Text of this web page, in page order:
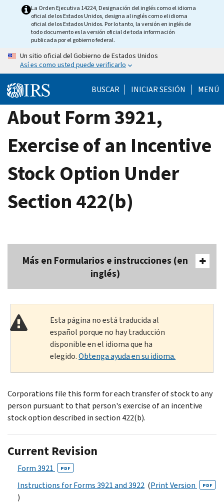
La Orden Ejecutiva 14224, Designación del inglés como el idioma
oficial de los Estados Unidos, designa al inglés como el idioma
oficial de los Estados Unidos. Por lo tanto, la versión en inglés de
todo documento es la versión oficial de toda información
publicada por el gobierno federal.
Un sitio oficial del Gobierno de Estados Unidos
Así es como usted puede verificarlo
BUSCAR INICIAR SESIÓN MENÚ
About Form 3921,
Exercise of an Incentive
Stock Option Under
Section 422(b)
Más en Formularios e instrucciones (en
inglés)
Esta página no está traducida al
español porque no hay traducción
disponible en el idioma que ha
elegido.Obtenga ayuda en su idioma.
Corporations file this form for each transfer of stock to any
person pursuant to that person's exercise of an incentive
stock option described in section 422(b).
Current Revision
Form 3921 PDF
Instructions for Forms 3921 and 3922 (Print Version PDF
)